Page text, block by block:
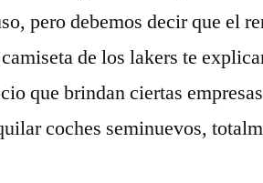
pero debemos decir que el
de los lakers te
que brindan ciertas
coches seminuevos,